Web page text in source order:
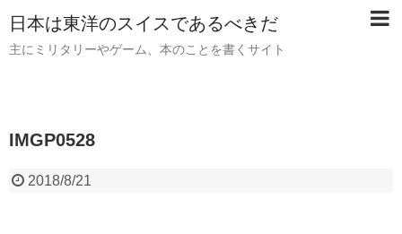
日本は東洋のスイスであるべきだ
主にミリタリーやゲーム、本のことを書くサイト
IMGP0528
2018/8/21